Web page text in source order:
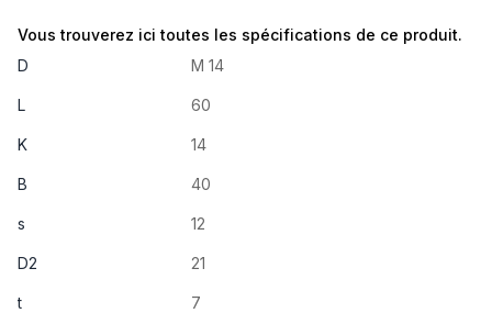
Vous trouverez ici toutes les spécifications de ce produit.
D
M 14
L 60
K 14
B 40
s 12
D2 21
t 7